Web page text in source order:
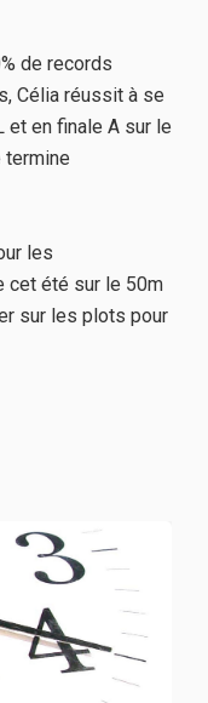
de records
Célia réussit à se
en finale A sur le
termine
les
cet été sur le 50m
sur les plots pour